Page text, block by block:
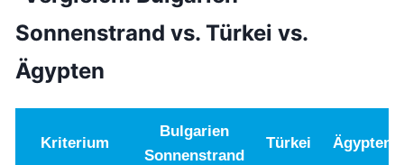
Sonnenstrand vs. Türkei vs.
Ägypten
Kriterium
Bulgarien
Sonnenstrand
Türkei Ägypten